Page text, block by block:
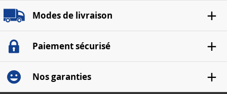
Modes de livraison
Paiement sécurisé
Nos garanties